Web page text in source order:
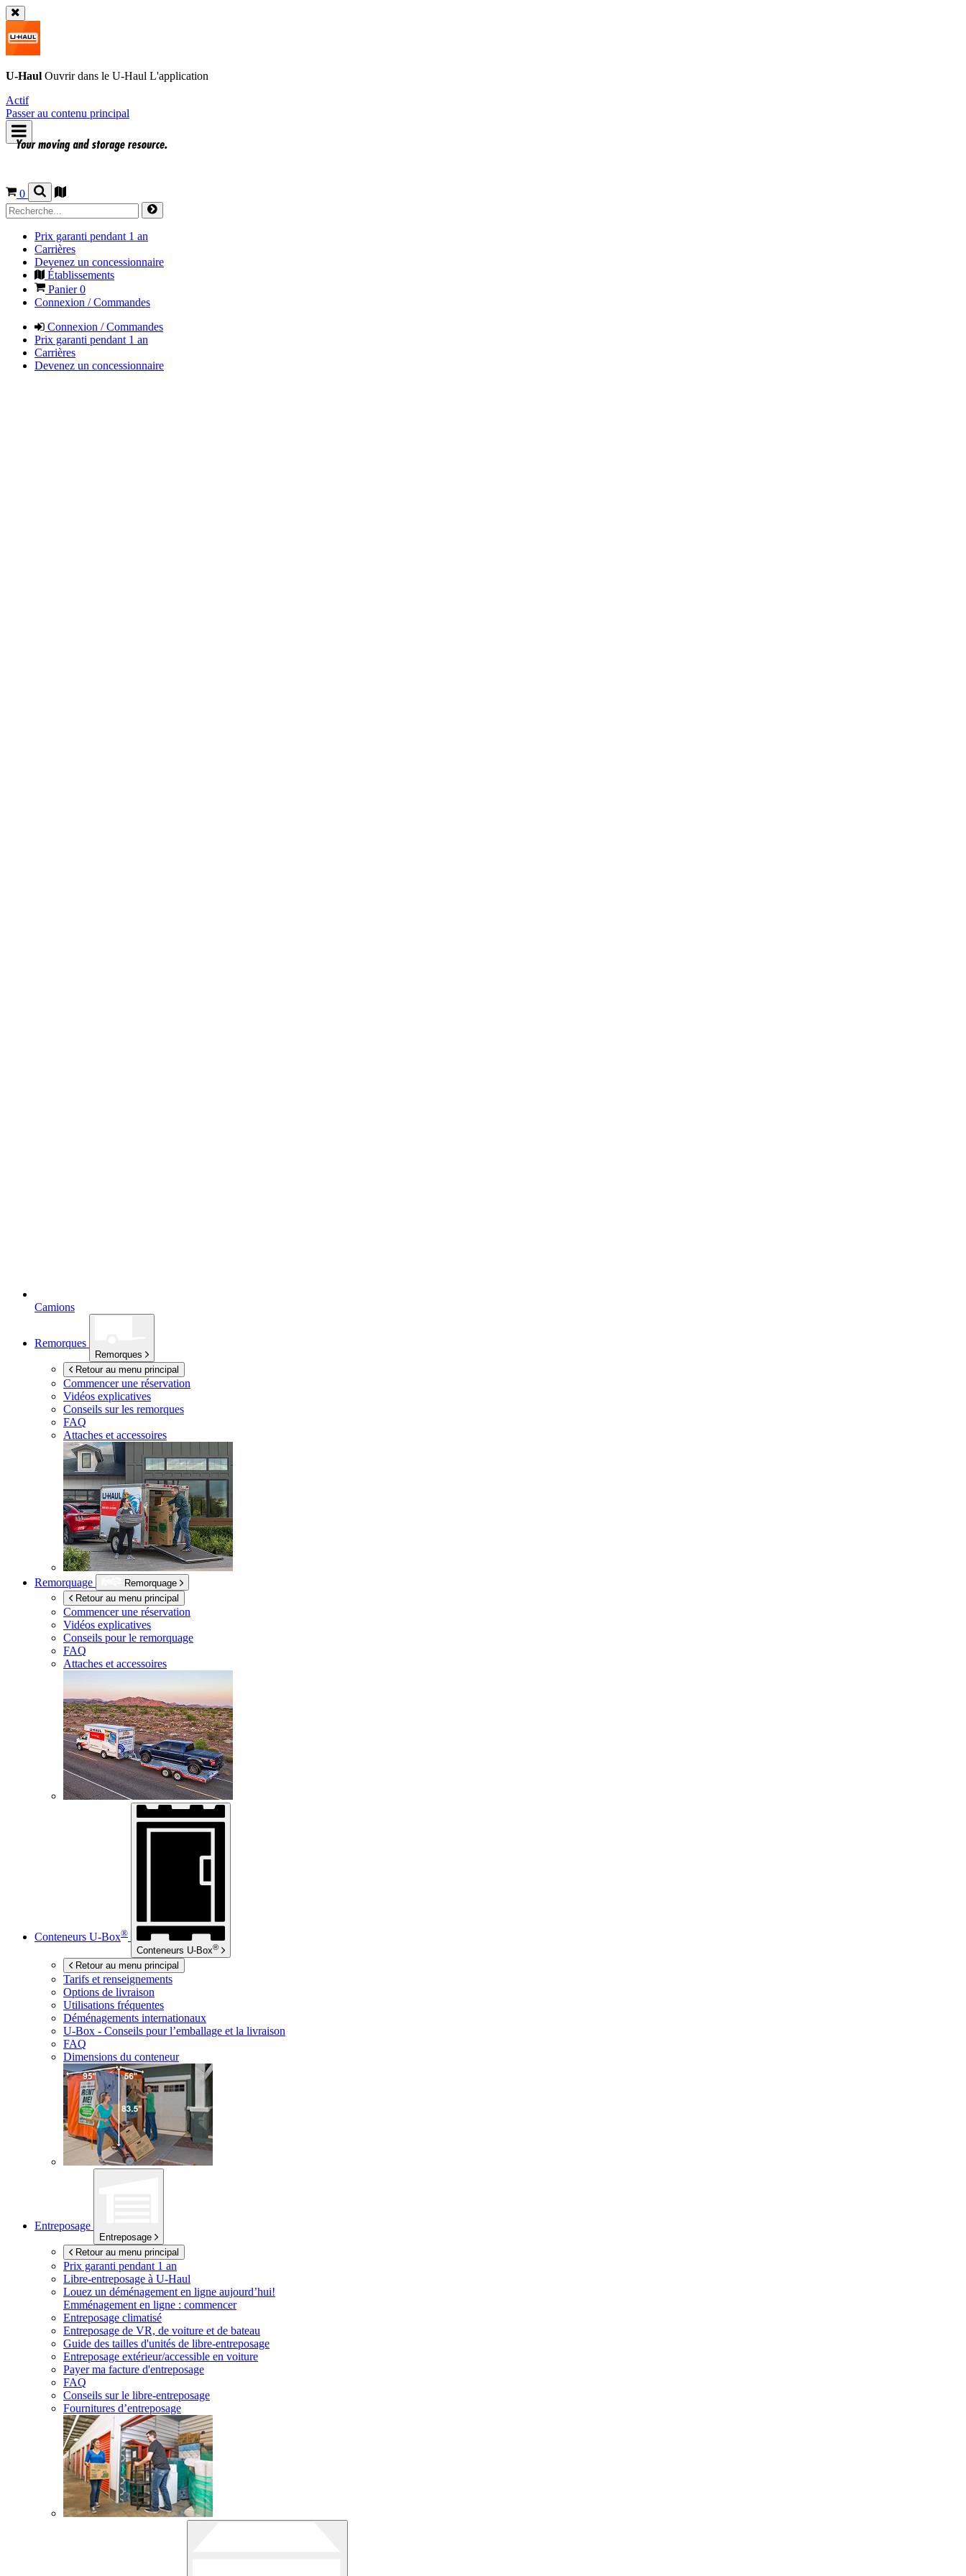
U-Haul Ouvrir dans le U-Haul L'application
Actif
Passer au contenu principal
0
Prix garanti pendant 1 an
Carrières
Devenez un concessionnaire
Établissements
Panier0
Connexion / Commandes
Connexion / Commandes
Prix garanti pendant 1 an
Carrières
Devenez un concessionnaire
Camions
Remorques
Remorques
Retour au menu principal
Commencer une réservation
Vidéos explicatives
Conseils sur les remorques
FAQ
Attaches et accessoires
Remorquage
Remorquage
Retour au menu principal
Commencer une réservation
Vidéos explicatives
Conseils pour le remorquage
FAQ
Attaches et accessoires
Conteneurs U-Box®
Conteneurs U-Box®
Retour au menu principal
Tarifs et renseignements
Options de livraison
Utilisations fréquentes
Déménagements internationaux
U-Box - Conseils pour l’emballage et la livraison
FAQ
Dimensions du conteneur
Entreposage
Entreposage
Retour au menu principal
Prix garanti pendant 1 an
Libre-entreposage à U-Haul
Louez un déménagement en ligne aujourd’hui!
Emménagement en ligne : commencer
Entreposage climatisé
Entreposage de VR, de voiture et de bateau
Guide des tailles d'unités de libre-entreposage
Entreposage extérieur/accessible en voiture
Payer ma facture d'entreposage
FAQ
Conseils sur le libre-entreposage
Fournitures d’entreposage